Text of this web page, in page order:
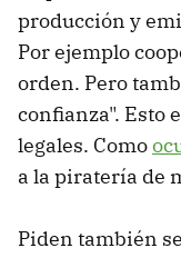
producción y
Por ejemplo
orden. Pero
confianza". Esto
legales. Como
a la piratería de
Piden también